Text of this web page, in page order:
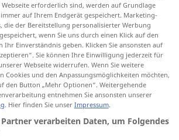
Übersetzung anklicken/antippen)
بی‌حس,
بی‌حس[bi-hes]
erforderlich sind, werden auf Grundlage
auf Ihrem Endgerät gespeichert. Marketing-
die der Bereitstellung personalisierter Werbung
wenn Sie uns durch einen Klick auf den
Ihr Einverständnis geben. Klicken Sie ansonsten auf
Sie können Ihre Einwilligung jederzeit für
Webseite widerrufen. Wenn Sie weitere
Cookies und den Anpassungsmöglichkeiten möchten,
den Button „Mehr Optionen“. Weitergehende
entnehmen Sie ansonsten unserer
. Hier finden Sie unser Impressum.
verarbeiten Daten, um Folgendes